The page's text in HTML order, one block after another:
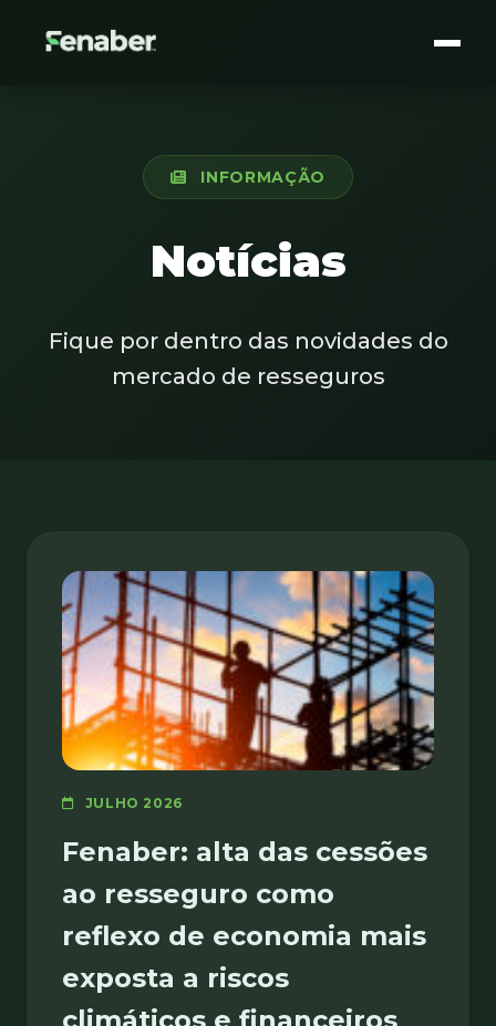
INFORMAÇÃO
Notícias
Fique por dentro das novidades do
mercado de resseguros
JULHO 2026
Fenaber: alta das cessões
ao resseguro como
reflexo de economia mais
exposta a riscos